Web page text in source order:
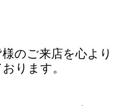
のご来店を心より
ります。